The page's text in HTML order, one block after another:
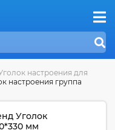
настроения для
настроения группа
Уголок
мм